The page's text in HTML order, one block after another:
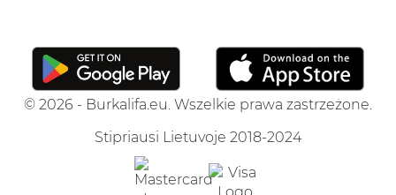
© 2026 - Burkalifa.eu. Wszelkie prawa zastrzeżone.
Stipriausi Lietuvoje 2018-2024